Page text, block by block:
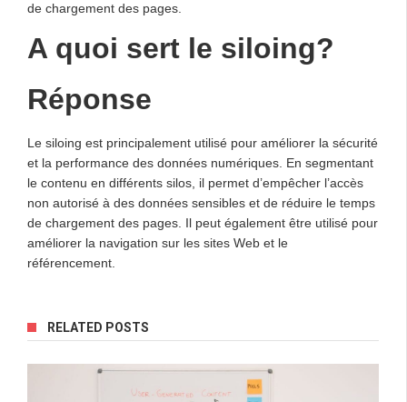
de chargement des pages.
A quoi sert le siloing?
Réponse
Le siloing est principalement utilisé pour améliorer la sécurité
et la performance des données numériques. En segmentant
le contenu en différents silos, il permet d’empêcher l’accès
non autorisé à des données sensibles et de réduire le temps
de chargement des pages. Il peut également être utilisé pour
améliorer la navigation sur les sites Web et le
référencement.
RELATED POSTS